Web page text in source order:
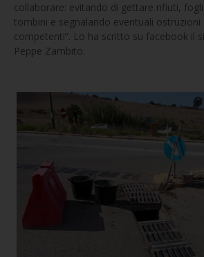
collaborare: evitando di gettare rifiuti,
tombini e segnalando eventuali ostruzioni
competenti”. Lo ha scritto su facebook il
Peppe Zambito.